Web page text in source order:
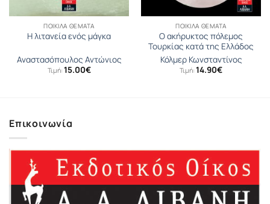
ΠΟΙΚΊΛΑ ΘΈΜΑΤΑ
Η λιτανεία ενός μάγκα
Αναστασόπουλος Αντώνιος
Τιμή: 15.00€
ΠΟΙΚΊΛΑ ΘΈΜΑΤΑ
Ο ακήρυκτος πόλεμος
Τουρκίας κατά της Ελλάδος
Κόλμερ Κωνσταντίνος
Τιμή: 14.90€
Επικοινωνία